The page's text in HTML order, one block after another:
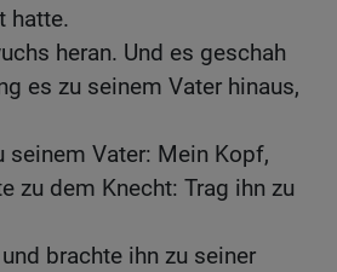
hatte.
heran. Und es geschah
es zu seinem Vater hinaus,
seinem Vater: Mein Kopf,
zu dem Knecht: Trag ihn zu
brachte ihn zu seiner